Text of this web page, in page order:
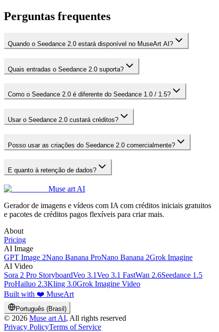
Perguntas frequentes
Quando o Seedance 2.0 estará disponível no MuseArt AI?
Quais entradas o Seedance 2.0 suporta?
Como o Seedance 2.0 é diferente do Seedance 1.0 / 1.5?
Usar o Seedance 2.0 custará créditos?
Posso usar as criações do Seedance 2.0 comercialmente?
E quanto à retenção de dados?
Muse art AI
Gerador de imagens e vídeos com IA com créditos iniciais gratuitos
e pacotes de créditos pagos flexíveis para criar mais.
About
Pricing
AI Image
GPT Image 2Nano Banana ProNano Banana 2Grok Imagine
AI Video
Sora 2 Pro StoryboardVeo 3.1Veo 3.1 FastWan 2.6Seedance 1.5
ProHailuo 2.3Kling 3.0Grok Imagine Video
Built with ❤️ MuseArt
Português (Brasil)
© 2026 Muse art AI, All rights reserved
Privacy PolicyTerms of Service